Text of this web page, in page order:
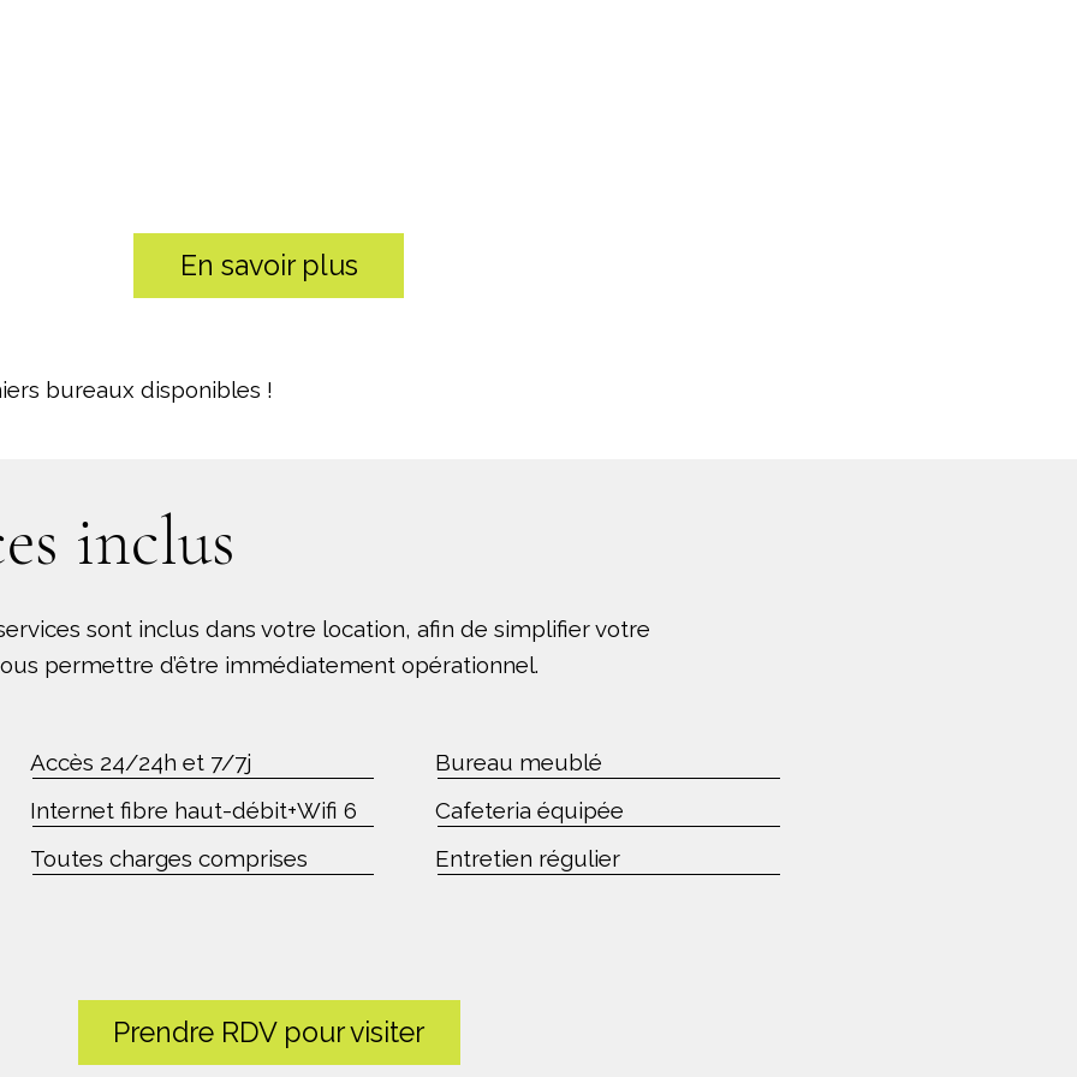
En savoir plus
bureaux disponibles !
inclus
sont inclus dans votre location, afin de simplifier votre
permettre d’être immédiatement opérationnel.
Accès 24/24h et 7/7j
Bureau meublé
Internet fibre haut-débit+Wifi 6
Cafeteria équipée
Toutes charges comprises
Entretien régulier
Prendre RDV pour visiter